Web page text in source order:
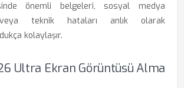
önemli belgeleri, sosyal medya
teknik hataları anlık olarak
kolaylaşır.
Ultra Ekran Görüntüsü Alma